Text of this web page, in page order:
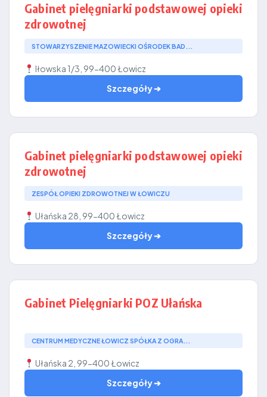
Gabinet pielęgniarki podstawowej opieki
zdrowotnej
STOWARZYSZENIE MAZOWIECKI OŚRODEK BAD...
Iłowska 1/3, 99-400 Łowicz
Szczegóły ➔
Gabinet pielęgniarki podstawowej opieki
zdrowotnej
ZESPÓŁ OPIEKI ZDROWOTNEJ W ŁOWICZU
Ułańska 28, 99-400 Łowicz
Szczegóły ➔
Gabinet Pielęgniarki POZ Ułańska
CENTRUM MEDYCZNE ŁOWICZ SPÓŁKA Z OGRA...
Ułańska 2, 99-400 Łowicz
Szczegóły ➔